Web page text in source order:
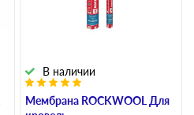
Мембрана ROCKWOOL Для
В наличии